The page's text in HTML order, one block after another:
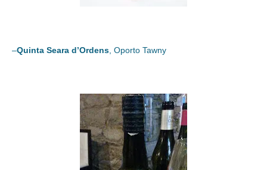
–Quinta Seara d’Ordens , Oporto Tawny